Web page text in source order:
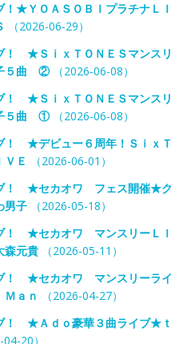
！★ＹＯＡＳＯＢＩプラチナＬＩ
（2026-06-29）
！ ★ＳｉｘＴＯＮＥＳマンスリ
５曲 ②（2026-06-08）
！ ★ＳｉｘＴＯＮＥＳマンスリ
５曲 ①（2026-06-08）
！ ★デビュー６周年！ＳｉｘＴ
ＶＥ
（2026-06-01）
ブ！ ★セカオワ フェス開催★ク
男子（2026-05-18）
！ ★セカオワ マンスリーＬＩ
元貴（2026-05-11）
！ ★セカオワ マンスリーライ
ａｎ
（2026-04-27）
！ ★Ａｄｏ豪華３曲ライブ★ｔ
20）